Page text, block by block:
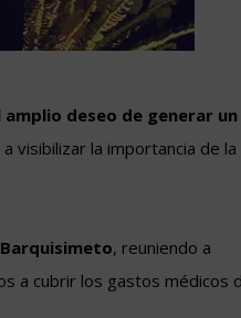
deseo de generar un
visibilizar la importancia de la
, reuniendo a
a cubrir los gastos médicos